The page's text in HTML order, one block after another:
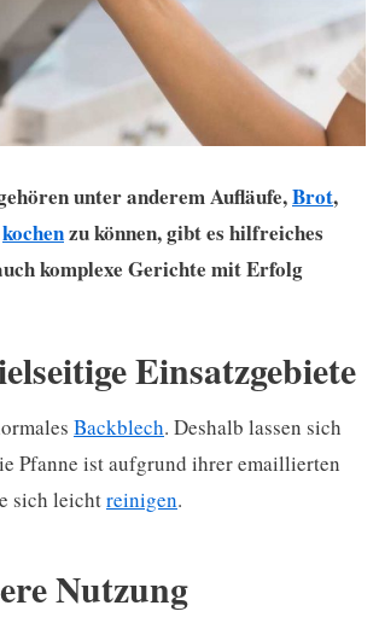
unter anderem Aufläufe,Brot,
kochenzu können, gibt es hilfreiches
komplexe Gerichte mit Erfolg
Einsatzgebiete
Backblech. Deshalb lassen sich
Pfanne ist aufgrund ihrer emaillierten
sich leichtreinigen.
Nutzung